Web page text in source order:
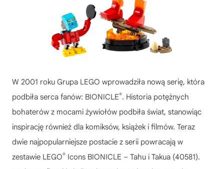
W 2001 roku Grupa LEGO wprowadziła nową serię, która
podbiła serca fanów: BIONICLE®. Historia potężnych
bohaterów z mocami żywiołów podbiła świat, stanowiąc
inspirację również dla komiksów, książek i filmów. Teraz
dwie najpopularniejsze postacie z serii powracają w
zestawie LEGO® Icons BIONICLE – Tahu i Takua (40581).